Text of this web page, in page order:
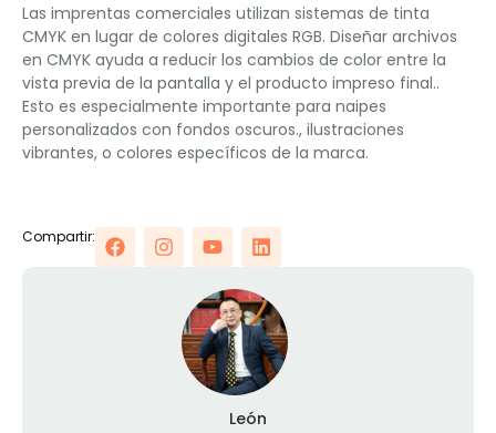
Las imprentas comerciales utilizan sistemas de tinta
CMYK en lugar de colores digitales RGB. Diseñar archivos
en CMYK ayuda a reducir los cambios de color entre la
vista previa de la pantalla y el producto impreso final..
Esto es especialmente importante para naipes
personalizados con fondos oscuros., ilustraciones
vibrantes, o colores específicos de la marca.
Compartir:
León